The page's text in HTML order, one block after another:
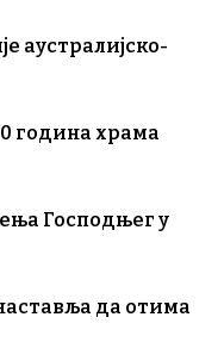
аустралијско-
година храма
Господњег у
да отима